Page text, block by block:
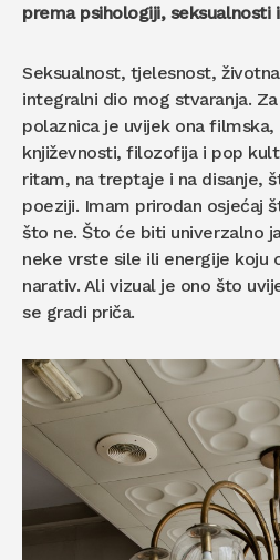
prema psihologiji, seksualnosti
Seksualnost, tjelesnost,
integralni dio mog stvaranja.
polaznica je uvijek ona
književnosti, filozofija i pop
ritam, na treptaje i na disanje,
poeziji. Imam prirodan osjećaj
što ne. Što će biti univerzalno
neke vrste sile ili energije koju
narativ. Ali vizual je ono što
se gradi priča.